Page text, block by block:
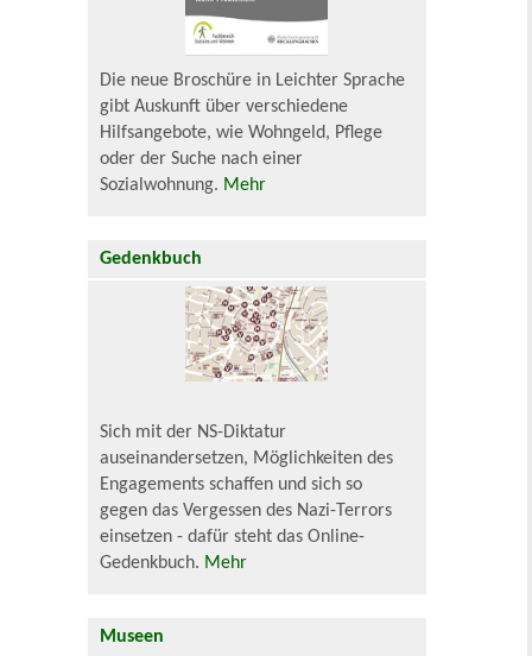
Die neue Broschüre in Leichter Sprache
gibt Auskunft über verschiedene
Hilfsangebote, wie Wohngeld, Pflege
oder der Suche nach einer
Sozialwohnung. Mehr
Gedenkbuch
Sich mit der NS-Diktatur
auseinandersetzen, Möglichkeiten des
Engagements schaffen und sich so
gegen das Vergessen des Nazi-Terrors
einsetzen - dafür steht das Online-
Gedenkbuch. Mehr
Museen